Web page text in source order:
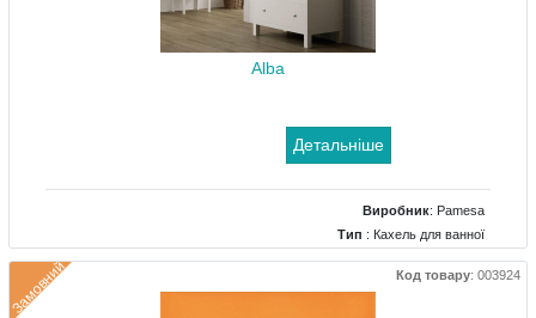
Alba
Детальніше
Виробник: Pamesa
Тип : Кахель для ванної
Замовний Код товару: 003924